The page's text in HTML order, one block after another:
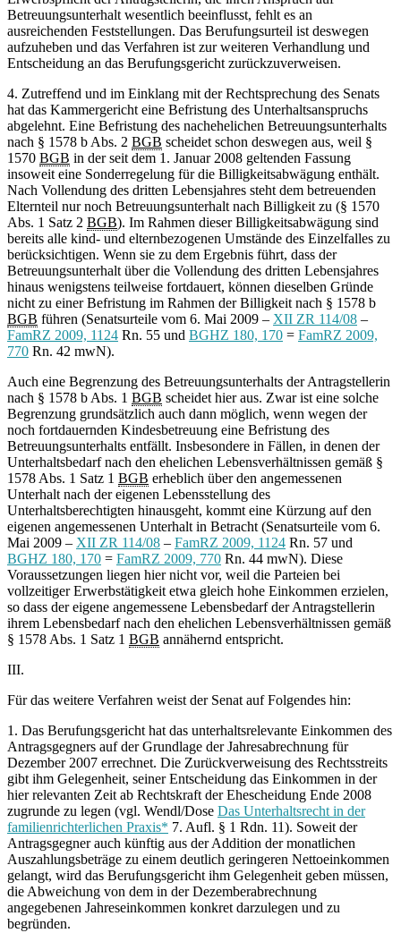
Betreuungsunterhalt wesentlich beeinflusst, fehlt es an
ausreichenden Feststellungen. Das Berufungsurteil ist deswegen
aufzuheben und das Verfahren ist zur weiteren Verhandlung und
Entscheidung an das Berufungsgericht zurückzuverweisen.
4. Zutreffend und im Einklang mit der Rechtsprechung des Senats
hat das Kammergericht eine Befristung des Unterhaltsanspruchs
abgelehnt. Eine Befristung des nachehelichen Betreuungsunterhalts
nach § 1578 b Abs. 2 BGB scheidet schon deswegen aus, weil §
1570 BGB in der seit dem 1. Januar 2008 geltenden Fassung
insoweit eine Sonderregelung für die Billigkeitsabwägung enthält.
Nach Vollendung des dritten Lebensjahres steht dem betreuenden
Elternteil nur noch Betreuungsunterhalt nach Billigkeit zu (§ 1570
Abs. 1 Satz 2 BGB). Im Rahmen dieser Billigkeitsabwägung sind
bereits alle kind- und elternbezogenen Umstände des Einzelfalles zu
berücksichtigen. Wenn sie zu dem Ergebnis führt, dass der
Betreuungsunterhalt über die Vollendung des dritten Lebensjahres
hinaus wenigstens teilweise fortdauert, können dieselben Gründe
nicht zu einer Befristung im Rahmen der Billigkeit nach § 1578 b
BGB führen (Senatsurteile vom 6. Mai 2009 – XII ZR 114/08 –
FamRZ 2009, 1124 Rn. 55 und BGHZ 180, 170 = FamRZ 2009,
770 Rn. 42 mwN).
Auch eine Begrenzung des Betreuungsunterhalts der Antragstellerin
nach § 1578 b Abs. 1 BGB scheidet hier aus. Zwar ist eine solche
Begrenzung grundsätzlich auch dann möglich, wenn wegen der
noch fortdauernden Kindesbetreuung eine Befristung des
Betreuungsunterhalts entfällt. Insbesondere in Fällen, in denen der
Unterhaltsbedarf nach den ehelichen Lebensverhältnissen gemäß §
1578 Abs. 1 Satz 1 BGB erheblich über den angemessenen
Unterhalt nach der eigenen Lebensstellung des
Unterhaltsberechtigten hinausgeht, kommt eine Kürzung auf den
eigenen angemessenen Unterhalt in Betracht (Senatsurteile vom 6.
Mai 2009 – XII ZR 114/08 – FamRZ 2009, 1124 Rn. 57 und
BGHZ 180, 170 = FamRZ 2009, 770 Rn. 44 mwN). Diese
Voraussetzungen liegen hier nicht vor, weil die Parteien bei
vollzeitiger Erwerbstätigkeit etwa gleich hohe Einkommen erzielen,
so dass der eigene angemessene Lebensbedarf der Antragstellerin
ihrem Lebensbedarf nach den ehelichen Lebensverhältnissen gemäß
§ 1578 Abs. 1 Satz 1 BGB annähernd entspricht.
III.
Für das weitere Verfahren weist der Senat auf Folgendes hin:
1. Das Berufungsgericht hat das unterhaltsrelevante Einkommen des
Antragsgegners auf der Grundlage der Jahresabrechnung für
Dezember 2007 errechnet. Die Zurückverweisung des Rechtsstreits
gibt ihm Gelegenheit, seiner Entscheidung das Einkommen in der
hier relevanten Zeit ab Rechtskraft der Ehescheidung Ende 2008
zugrunde zu legen (vgl. Wendl/Dose Das Unterhaltsrecht in der
familienrichterlichen Praxis* 7. Aufl. § 1 Rdn. 11). Soweit der
Antragsgegner auch künftig aus der Addition der monatlichen
Auszahlungsbeträge zu einem deutlich geringeren Nettoeinkommen
gelangt, wird das Berufungsgericht ihm Gelegenheit geben müssen,
die Abweichung von dem in der Dezemberabrechnung
angegebenen Jahreseinkommen konkret darzulegen und zu
begründen.